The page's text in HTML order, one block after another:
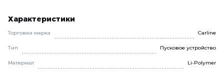
Характеристики
Торговая марка Carline
Тип Пусковое устройство
Материал Li-Polymer